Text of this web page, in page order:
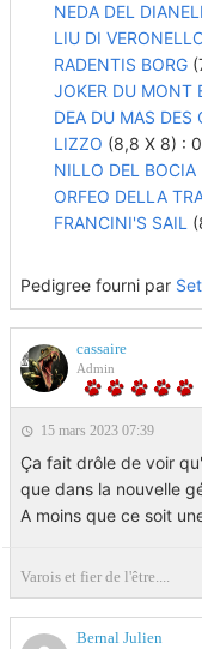
NEDA DEL
LIU DI
RADENTIS BORG
JOKER DU MONT
DEA DU MAS DES
LIZZO (8,8 X 8) :
NILLO DEL BOCIA
ORFEO DELLA
FRANCINI'S SAIL
Pedigree fourni par
cassaire
Admin
15 mars 2023 07:39
Ça fait drôle de voir
que dans la nouvelle
A moins que ce soit
Varois et fier de l'être....
Bernal Julien